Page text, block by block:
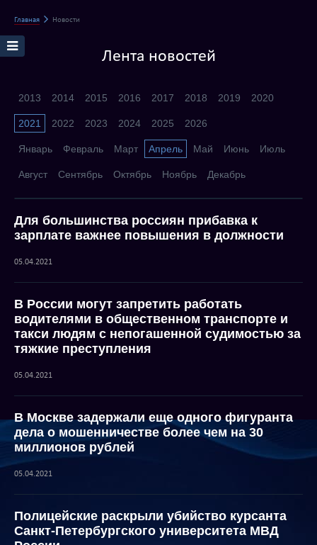
Главная Новости
Лента новостей
2013 2014 2015 2016 2017 2018 2019 2020
2021 2022 2023 2024 2025 2026
Январь Февраль Март Апрель Май Июнь Июль
Август Сентябрь Октябрь Ноябрь Декабрь
Для большинства россиян прибавка к
зарплате важнее повышения в должности
05.04.2021
В России могут запретить работать
водителями в общественном транспорте и
такси людям с непогашенной судимостью за
тяжкие преступления
05.04.2021
В Москве задержали еще одного фигуранта
дела о мошенничестве более чем на 30
миллионов рублей
05.04.2021
Полицейские раскрыли убийство курсанта
Санкт-Петербургского университета МВД